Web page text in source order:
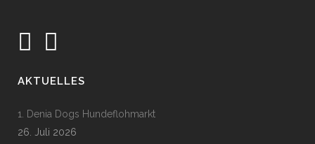
AKTUELLES
1. Denia Dogs Hundeflohmarkt
26. Juli 2026